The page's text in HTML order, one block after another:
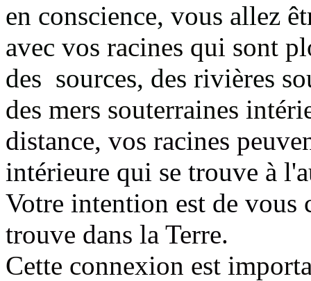
en conscience, vous allez
avec vos racines qui sont
des sources, des rivières
des mers souterraines
distance, vos racines
intérieure qui se trouve à
Votre intention est de vous
trouve dans la Terre.
Cette connexion est